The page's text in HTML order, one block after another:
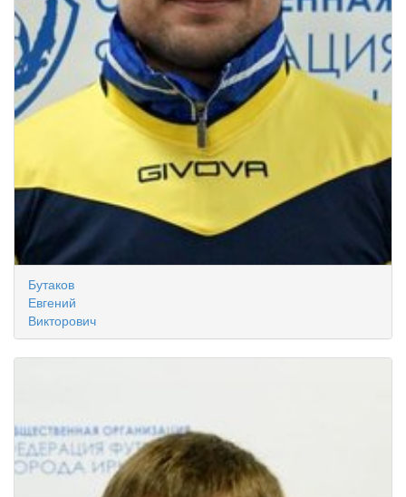
Бутаков
Евгений
Викторович